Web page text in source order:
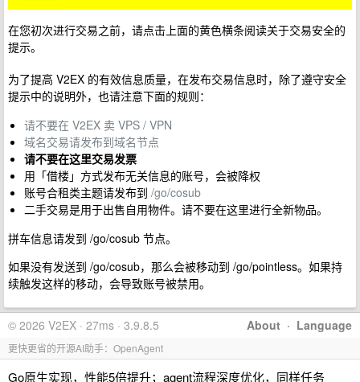
在您初次进行交易之前，请点击上面的黄色横条阅读关于交易安全的
提示。
为了提高 V2EX 的有效信息质量，在发布交易信息时，除了遵守安全
提示中的说明外，也请注意下面的规则：
请不要在 V2EX 卖 VPS / VPN
域名交易请发布到域名节点
请不要在这里交易发票
用「借楼」方式发布无关信息的账号，会被降权
账号合租类主题请发布到 /go/cosub
二手交易是用于出售自用物件。请不要在这里进行全新物品。
拼车信息请发到 /go/cosub 节点。
如果没有发送到 /go/cosub，那么会被移动到 /go/pointless。如果持
续触发这样的移动，会导致账号被禁用。
About · Language
© 2026 V2EX · 27ms · 3.9.8.5
更快更省的开源AI助手：OpenAgent
Go原生实现，性能5倍提升；agent流程深度优化，同样任务